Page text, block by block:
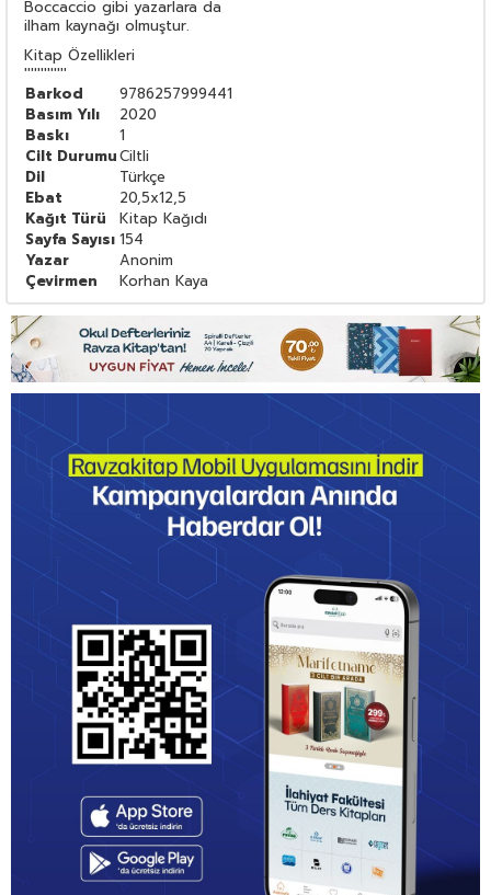
Boccaccio gibi yazarlara da
ilham kaynağı olmuştur.
Kitap Özellikleri
'''''''''''''
Barkod
9786257999441
Basım Yılı
2020
Baskı
1
Cilt DurumuCiltli
Dil
Türkçe
Ebat
20,5x12,5
Kağıt Türü
Kitap Kağıdı
Sayfa Sayısı 154
Yazar
Anonim
Çevirmen
Korhan Kaya